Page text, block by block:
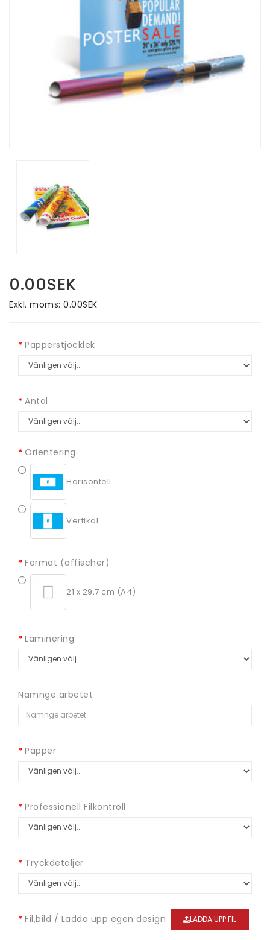
0.00SEK
Exkl. moms: 0.00SEK
Papperstjocklek
Antal
Orientering
Horisontell
Vertikal
Format (affischer)
21 x 29,7 cm (A4)
Laminering
Namnge arbetet
Papper
Professionell Filkontroll
Tryckdetaljer
Fil,bild / Ladda upp egen design LADDA UPP FIL